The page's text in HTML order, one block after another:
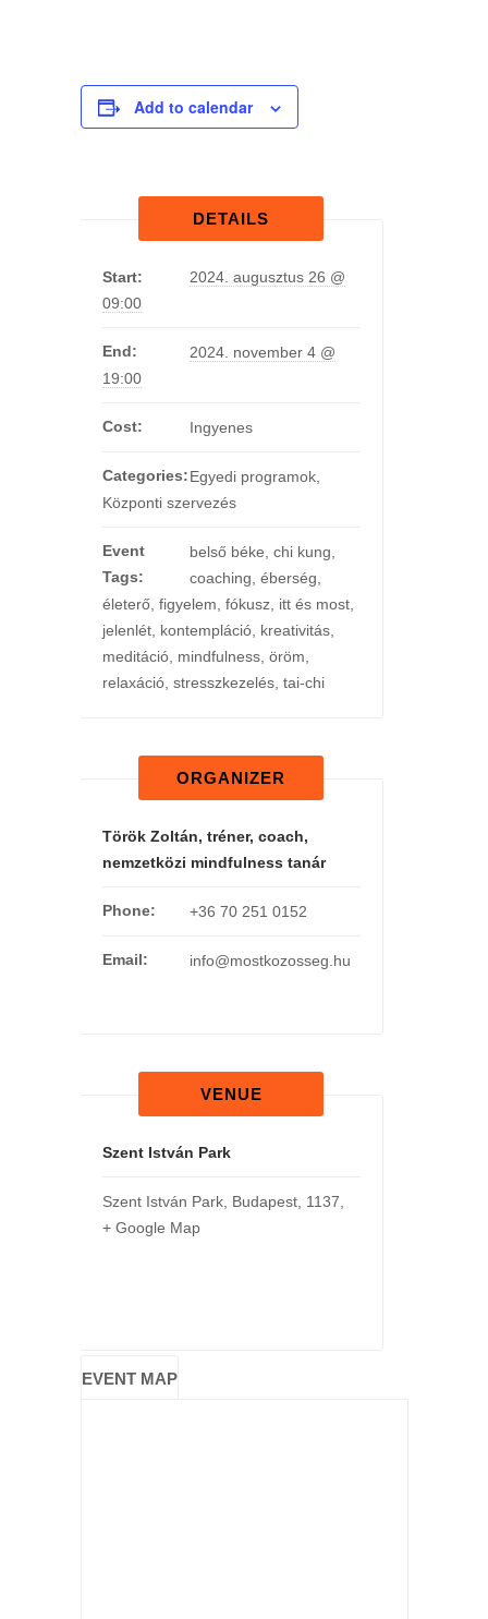
Add to calendar
DETAILS
Start:
2024. augusztus 26 @
09:00
End:
2024. november 4 @
19:00
Cost: Ingyenes
Categories:Egyedi programok,
Központi szervezés
Event
Tags:
belső béke chi kung
coaching éberség
életerő, figyelem fókusz, itt és most,
jelenlét, kontempláció, kreativitás,
meditáció, mindfulness, öröm
relaxáció, stresszkezelés, tai-chi
ORGANIZER
Török Zoltán, tréner, coach,
nemzetközi mindfulness tanár
Phone: +36 70 251 0152
Email: info@mostkozosseg.hu
VENUE
Szent István Park
Szent István Park, Budapest, 1137
+ Google Map
EVENT MAP